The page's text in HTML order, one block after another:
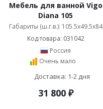
Мебель для ванной Vigo
Diana 105
Габариты (ш.г.в.): 105.5x49.5x84
Код товара: 031042
Россия
Очень мало
Доставка: 1-2 дня
31 800₽